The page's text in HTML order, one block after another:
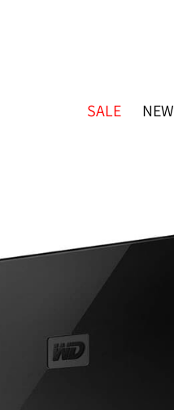
NEW
SALE